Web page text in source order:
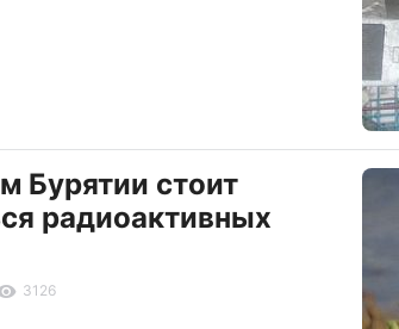
Бурятии стоит
радиоактивных
3126